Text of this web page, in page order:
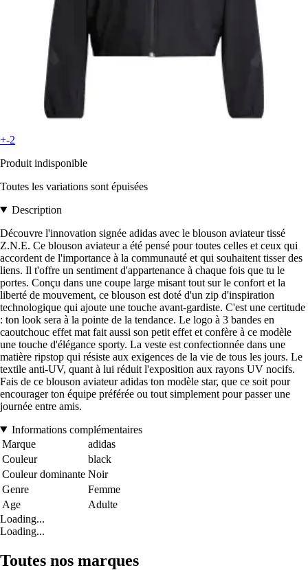
+-2
Produit indisponible
Toutes les variations sont épuisées
Description
Découvre l'innovation signée adidas avec le blouson aviateur tissé
Z.N.E. Ce blouson aviateur a été pensé pour toutes celles et ceux qui
accordent de l'importance à la communauté et qui souhaitent tisser des
liens. Il t'offre un sentiment d'appartenance à chaque fois que tu le
portes. Conçu dans une coupe large misant tout sur le confort et la
liberté de mouvement, ce blouson est doté d'un zip d'inspiration
technologique qui ajoute une touche avant-gardiste. C'est une certitude
: ton look sera à la pointe de la tendance. Le logo à 3 bandes en
caoutchouc effet mat fait aussi son petit effet et confère à ce modèle
une touche d'élégance sporty. La veste est confectionnée dans une
matière ripstop qui résiste aux exigences de la vie de tous les jours. Le
textile anti-UV, quant à lui réduit l'exposition aux rayons UV nocifs.
Fais de ce blouson aviateur adidas ton modèle star, que ce soit pour
encourager ton équipe préférée ou tout simplement pour passer une
journée entre amis.
Informations complémentaires
Marque
adidas
Couleur
black
Couleur dominante Noir
Genre
Femme
Age
Adulte
Loading...
Loading...
Toutes nos marques